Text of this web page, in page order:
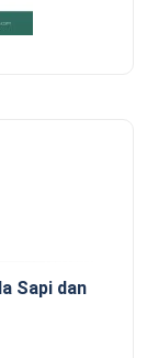
Sapi dan